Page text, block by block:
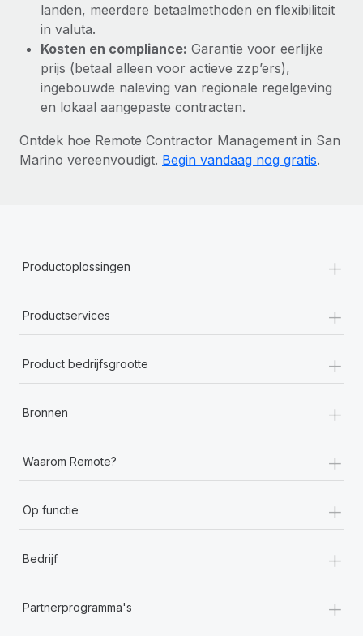
landen, meerdere betaalmethoden en flexibiliteit
in valuta.
Kosten en compliance: Garantie voor eerlijke
prijs (betaal alleen voor actieve zzp’ers),
ingebouwde naleving van regionale regelgeving
en lokaal aangepaste contracten.
Ontdek hoe Remote Contractor Management in San
Marino vereenvoudigt. Begin vandaag nog gratis.
Productoplossingen +
Productservices +
Product bedrijfsgrootte +
Bronnen +
Waarom Remote? +
Op functie +
Bedrijf +
Partnerprogramma's +